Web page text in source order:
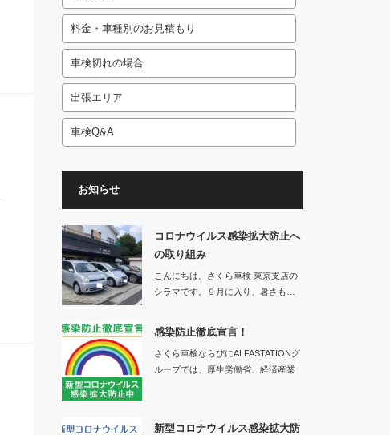
料金・車種別のお見積もり
車検切れの場合
出張エリア
車検Q&A
お知らせ
コロナウイルス感染拡大防止へ
の取り組み
こんにちは。さくら車検 東京支店の
シラマです。９月に入り、暑さも…
感染防止徹底宣言！
さくら車検ならびにALFASTATIONグ
ループでは、厚生労働省、経済産業
新型コロナウイルス感染拡大防